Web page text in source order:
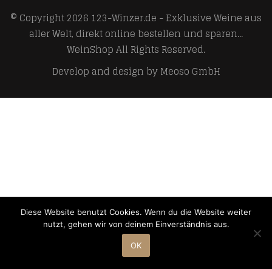
© Copyright 2026 123-Winzer.de - Exklusive Weine aus
aller Welt, direkt online bestellen und sparen...
WeinShopAll Rights Reserved.
Develop and design byMeoso GmbH
Diese Website benutzt Cookies. Wenn du die Website weiter
nutzt, gehen wir von deinem Einverständnis aus.
OK